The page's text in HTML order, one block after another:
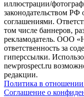
иллюстрации/
законодательством
соглашениями.
том числе баннеров,
рекламодатель. ООО
ответственность за
гиперссылки.
newprospect.ru
редакции.
Политика в
Соглашение о